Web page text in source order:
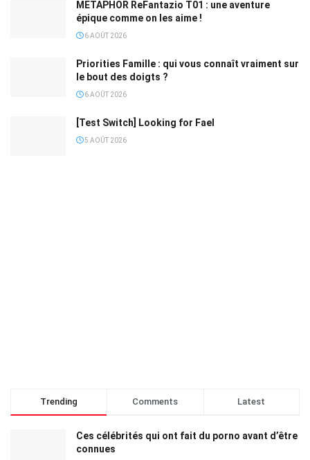
METAPHOR ReFantazio T01 : une aventure
épique comme on les aime !
6 AOÛT 2026
Priorities Famille : qui vous connaît vraiment sur
le bout des doigts ?
6 AOÛT 2026
[Test Switch] Looking for Fael
5 AOÛT 2026
Trending Comments Latest
Ces célébrités qui ont fait du porno avant d’être
connues